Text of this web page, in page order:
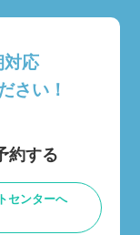
対応
さい！
約する
センターへ